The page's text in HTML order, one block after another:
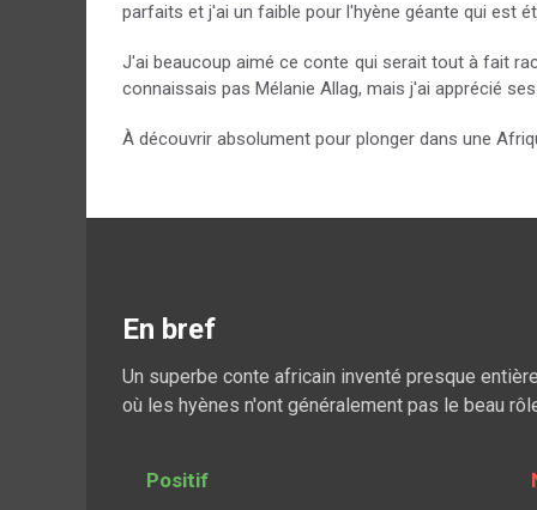
parfaits et j'ai un faible pour l'hyène géante qui est
J'ai beaucoup aimé ce conte qui serait tout à fait
connaissais pas Mélanie Allag, mais j'ai apprécié
À découvrir absolument pour plonger dans une
En bref
Un superbe conte africain inventé presque
où les hyènes n'ont généralement pas le beau
Positif